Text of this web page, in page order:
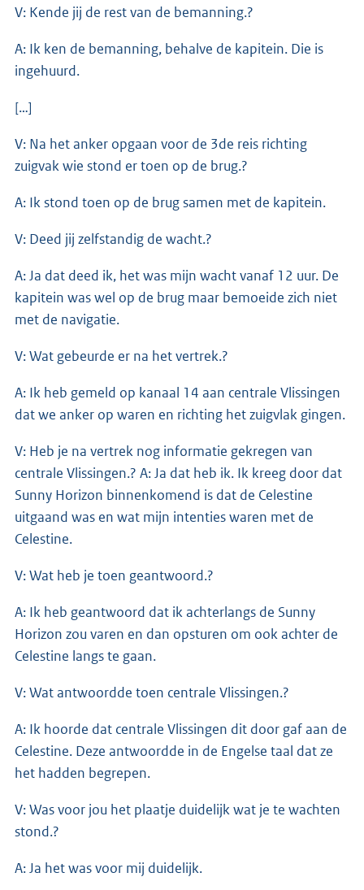
V: Kende jij de rest van de bemanning.?
A: Ik ken de bemanning, behalve de kapitein. Die is
ingehuurd.
[…]
V: Na het anker opgaan voor de 3de reis richting
zuigvak wie stond er toen op de brug.?
A: Ik stond toen op de brug samen met de kapitein.
V: Deed jij zelfstandig de wacht.?
A: Ja dat deed ik, het was mijn wacht vanaf 12 uur. De
kapitein was wel op de brug maar bemoeide zich niet
met de navigatie.
V: Wat gebeurde er na het vertrek.?
A: Ik heb gemeld op kanaal 14 aan centrale Vlissingen
dat we anker op waren en richting het zuigvlak gingen.
V: Heb je na vertrek nog informatie gekregen van
centrale Vlissingen.? A: Ja dat heb ik. Ik kreeg door dat
Sunny Horizon binnenkomend is dat de Celestine
uitgaand was en wat mijn intenties waren met de
Celestine.
V: Wat heb je toen geantwoord.?
A: Ik heb geantwoord dat ik achterlangs de Sunny
Horizon zou varen en dan opsturen om ook achter de
Celestine langs te gaan.
V: Wat antwoordde toen centrale Vlissingen.?
A: Ik hoorde dat centrale Vlissingen dit door gaf aan de
Celestine. Deze antwoordde in de Engelse taal dat ze
het hadden begrepen.
V: Was voor jou het plaatje duidelijk wat je te wachten
stond.?
A: Ja het was voor mij duidelijk.